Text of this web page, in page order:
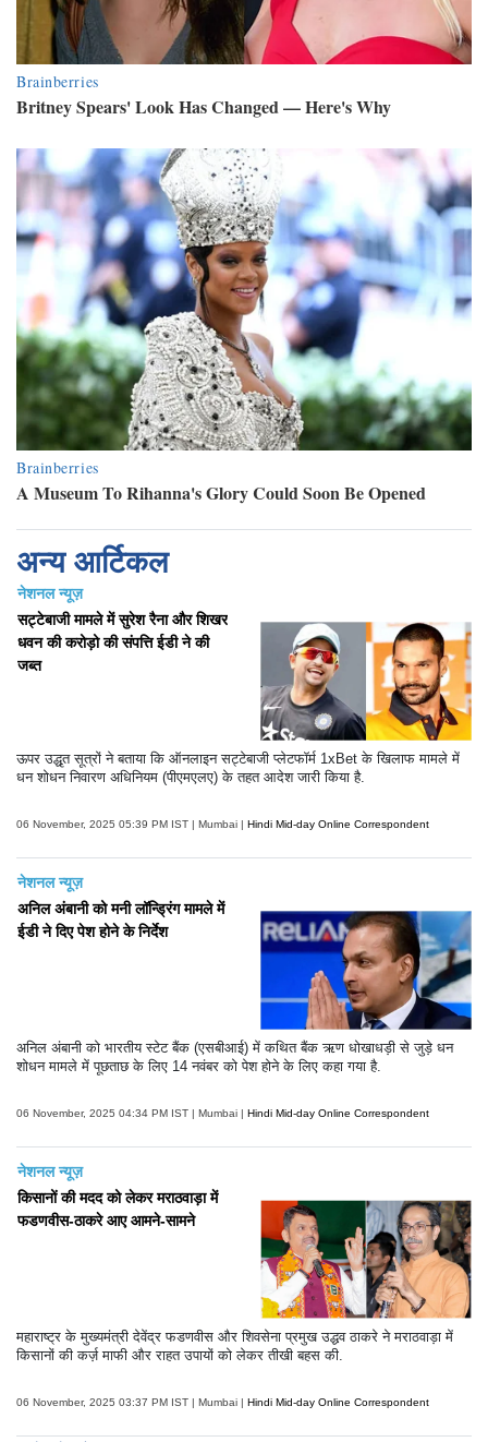
अन्य आर्टिकल
नेशनल न्यूज़
सट्टेबाजी मामले में सुरेश रैना और शिखर
धवन की करोड़ो की संपत्ति ईडी ने की
जब्त
ऊपर उद्धृत सूत्रों ने बताया कि ऑनलाइन सट्टेबाजी प्लेटफॉर्म 1xBet के खिलाफ मामले में
धन शोधन निवारण अधिनियम (पीएमएलए) के तहत आदेश जारी किया है.
06 November, 2025 05:39 PM IST | Mumbai | Hindi Mid-day Online Correspondent
नेशनल न्यूज़
अनिल अंबानी को मनी लॉन्ड्रिंग मामले में
ईडी ने दिए पेश होने के निर्देश
अनिल अंबानी को भारतीय स्टेट बैंक (एसबीआई) में कथित बैंक ऋण धोखाधड़ी से जुड़े धन
शोधन मामले में पूछताछ के लिए 14 नवंबर को पेश होने के लिए कहा गया है.
06 November, 2025 04:34 PM IST | Mumbai | Hindi Mid-day Online Correspondent
नेशनल न्यूज़
किसानों की मदद को लेकर मराठवाड़ा में
फडणवीस-ठाकरे आए आमने-सामने
महाराष्ट्र के मुख्यमंत्री देवेंद्र फडणवीस और शिवसेना प्रमुख उद्धव ठाकरे ने मराठवाड़ा में
किसानों की कर्ज़ माफी और राहत उपायों को लेकर तीखी बहस की.
06 November, 2025 03:37 PM IST | Mumbai | Hindi Mid-day Online Correspondent